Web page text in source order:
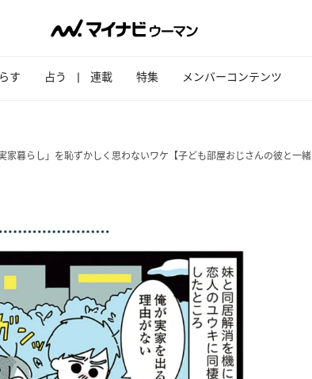
す 占う 連載 特集 メンバーコンテンツ
暮らし」を恥ずかしく思わないワケ【子ども部屋おじさんの彼と一緒